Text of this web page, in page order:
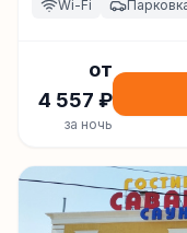
Wi-Fi
от
4 557 ₽
за ночь